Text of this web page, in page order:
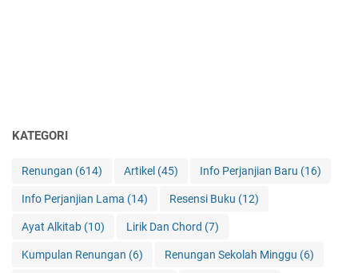
KATEGORI
Renungan (614) Artikel (45) Info Perjanjian Baru (16)
Info Perjanjian Lama (14) Resensi Buku (12)
Ayat Alkitab (10) Lirik Dan Chord (7)
Kumpulan Renungan (6) Renungan Sekolah Minggu (6)